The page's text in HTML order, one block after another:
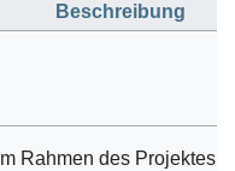
Beschreibung
Im Rahmen des Projektes